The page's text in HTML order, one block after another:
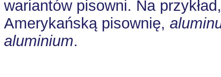
wariantów pisowni. Na
Amerykańską pisownię,
aluminium.